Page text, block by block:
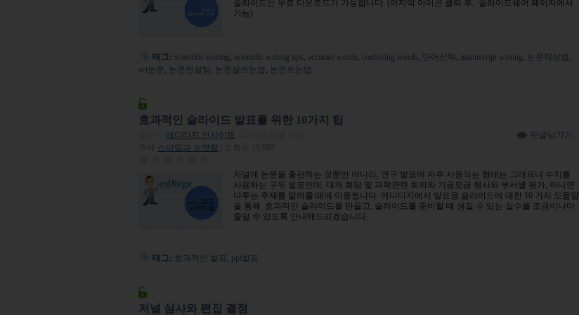
슬라이드는 무료 다운로드가 가능합니다. (마지막 아이콘 클릭 후, 슬라이드쉐어 페이지에서
가능)
태그: scientific writing, scientific writing tips, accurate words, confusing words, 단어선택 , manuscript writing, 논문작성법 ,
sci논문, 논문컨설팅 , 논문잘쓰는법 , 논문쓰는법
효과적인 슬라이드 발표를 위한 10가지 팁
에디티지 인사이트
덧글남기기
스타일과 포맷팅
43345591
저널에 논문을 출판하는 것뿐만 아니라, 연구 발표에 자주 사용되는 형태는 그래프나 수치를
사용하는 구두 발표인데, 대개 회담 및 과학관련 회의와 기금모금 행사와 부서별 평가, 아니면
다루는 주제를 알려줄 때에 이용됩니다. 에디티지에서 발표용 슬라이드에 대한 10 가지 도움말
을 통해 효과적인 슬라이드를 만들고, 슬라이드를 준비할 때 생길 수 있는 실수를 조금이나마
줄일 수 있도록 안내해드리겠습니다.
태그: 효과적인 발표 , ppt발표
저널 심사와 편집 결정